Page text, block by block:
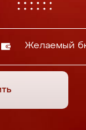
Желаемый